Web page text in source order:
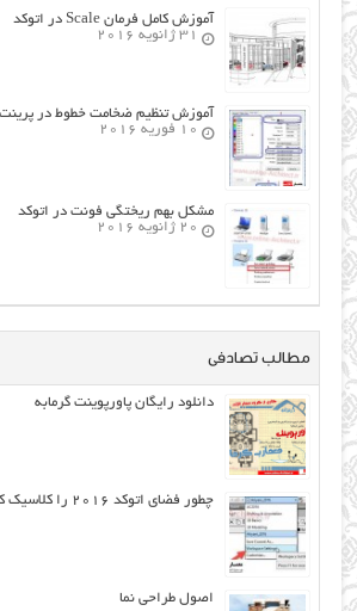
آموزش کامل فرمان Scale در اتوکد
31 ژانویه 2016
آموزش تنظیم ضخامت خطوط در پرینت
10 فوریه 2016
مشکل بهم ریختگی فونت در اتوکد
20 ژانویه 2016
مطالب تصادفی
دانلود رایگان پاورپوینت گرمابه
چطور فضای اتوکد ۲۰۱۶ را کلاسیک کنیم؟
اصول طراحی نما